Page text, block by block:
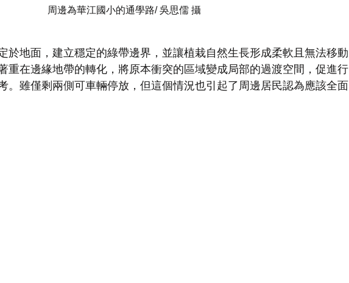
周邊為華江國小的通學路/ 吳思儒 攝
於地面，建立穩定的綠帶邊界，並讓植栽自然生長形成柔軟且無法移動
重在邊緣地帶的轉化，將原本衝突的區域變成局部的過渡空間，促進行
。雖僅剩兩側可車輛停放，但這個情況也引起了周邊居民認為應該全面